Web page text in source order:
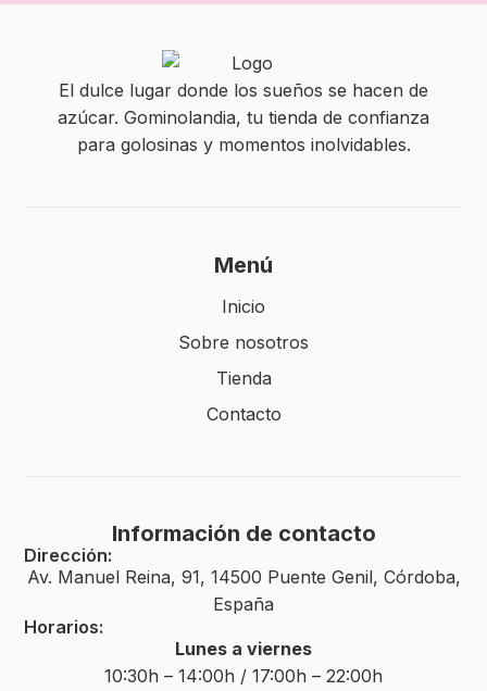
El dulce lugar donde los sueños se hacen de
azúcar. Gominolandia, tu tienda de confianza
para golosinas y momentos inolvidables.
Menú
Inicio
Sobre nosotros
Tienda
Contacto
Información de contacto
Dirección:
Av. Manuel Reina, 91, 14500 Puente Genil, Córdoba,
España
Horarios:
Lunes a viernes
10:30h – 14:00h / 17:00h – 22:00h